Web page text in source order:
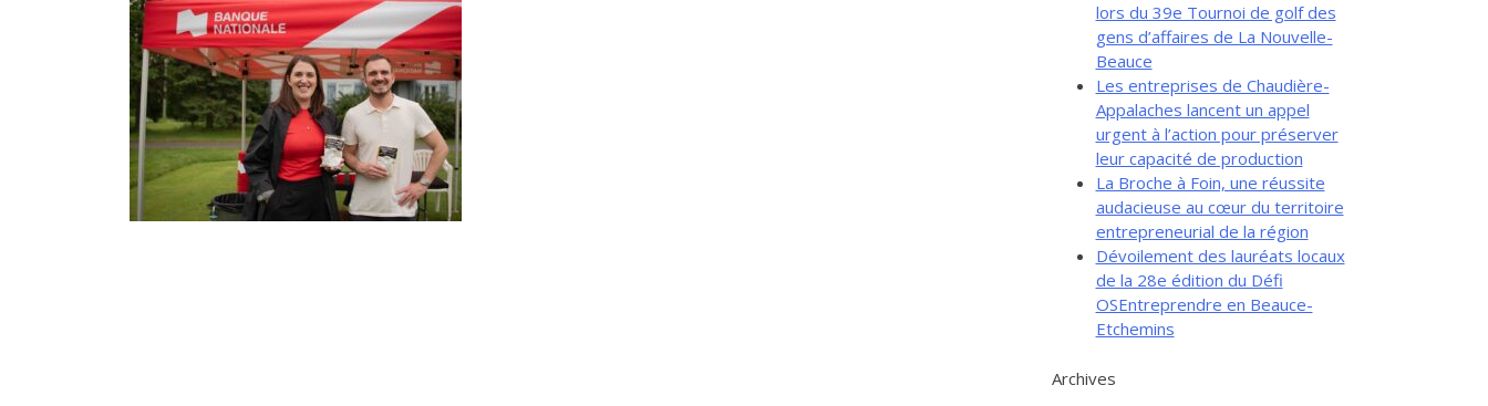
lors du 39e Tournoi de golf des
gens d’affaires de La Nouvelle-
Beauce
Les entreprises de Chaudière-
Appalaches lancent un appel
urgent à l’action pour préserver
leur capacité de production
La Broche à Foin, une réussite
audacieuse au cœur du territoire
entrepreneurial de la région
Dévoilement des lauréats locaux
de la 28e édition du Défi
OSEntreprendre en Beauce-
Etchemins
Archives